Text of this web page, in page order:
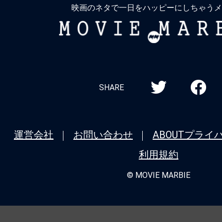
映画のネタで一日をハッピーにしちゃう
MOVIE
SHARE
運営会社 お問い合わせ ABOUTプライ
利用規約
© MOVIE MARBIE